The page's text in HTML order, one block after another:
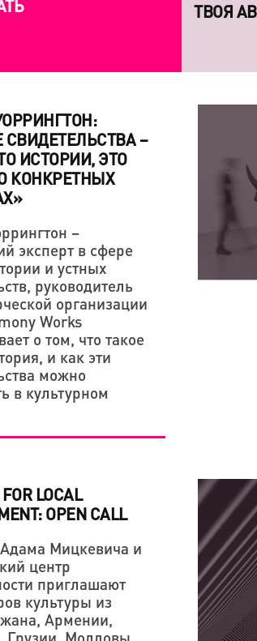
ЭТОМ»
ТВОЯ
7
СВИДЕТЕЛЬСТВА –
ИСТОРИИ, ЭТО
КОНКРЕТНЫХ
–
эксперт в сфере
и устных
руководитель
организации
Works
о том, что такое
и как эти
можно
в культурном
LOCAL
OPEN CALL
Мицкевича и
центр
приглашают
культуры из
Армении,